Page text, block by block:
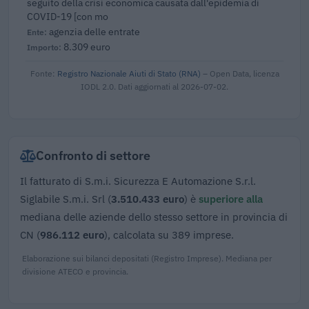
COVID-19 [con mo
agenzia delle entrate
8.309 euro
Fonte: Registro Nazionale Aiuti di Stato (RNA) – Open Data, licenza
IODL 2.0. Dati aggiornati al 2026-07-02.
Confronto di settore
Il fatturato di S.m.i. Sicurezza E Automazione S.r.l.
Siglabile S.m.i. Srl (3.510.433 euro) è superiore alla
mediana delle aziende dello stesso settore in provincia di
CN (986.112 euro), calcolata su 389 imprese.
Elaborazione sui bilanci depositati (Registro Imprese). Mediana per
divisione ATECO e provincia.